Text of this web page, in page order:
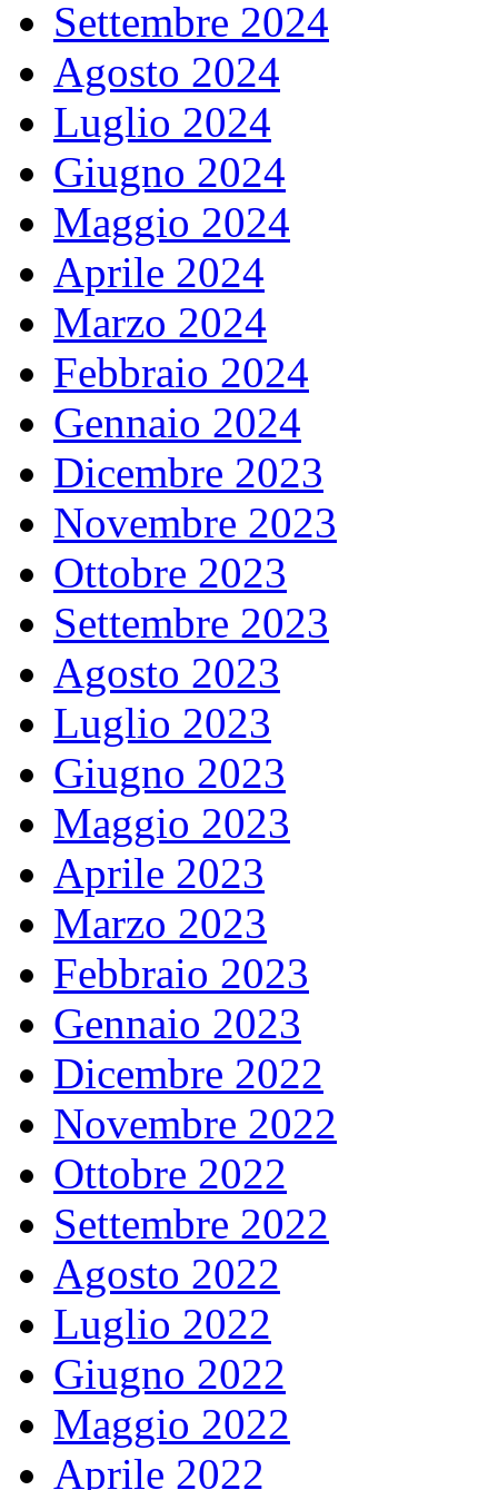
Settembre 2024
Agosto 2024
Luglio 2024
Giugno 2024
Maggio 2024
Aprile 2024
Marzo 2024
Febbraio 2024
Gennaio 2024
Dicembre 2023
Novembre 2023
Ottobre 2023
Settembre 2023
Agosto 2023
Luglio 2023
Giugno 2023
Maggio 2023
Aprile 2023
Marzo 2023
Febbraio 2023
Gennaio 2023
Dicembre 2022
Novembre 2022
Ottobre 2022
Settembre 2022
Agosto 2022
Luglio 2022
Giugno 2022
Maggio 2022
Aprile 2022